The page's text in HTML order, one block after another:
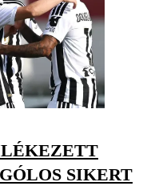
SIKERT